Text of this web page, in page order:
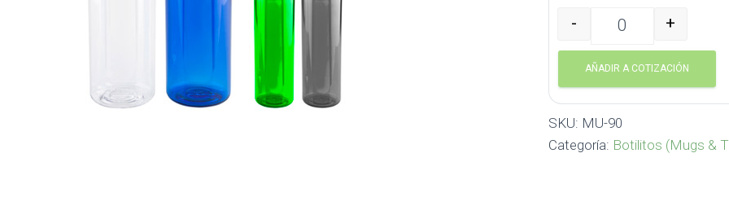
Botilito Supra en PVC 650
- +
AÑADIR A COTIZACIÓN
SKU: MU-90
Categoría: Botilitos (Mugs &